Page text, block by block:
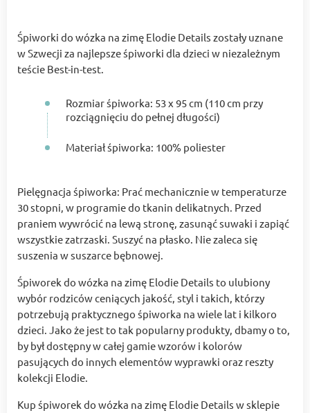
Śpiworki do wózka na zimę Elodie Details zostały uznane
w Szwecji za najlepsze śpiworki dla dzieci w niezależnym
teście Best-in-test.
Rozmiar śpiworka: 53 x 95 cm (110 cm przy
rozciągnięciu do pełnej długości)
Materiał śpiworka: 100% poliester
Pielęgnacja śpiworka: Prać mechanicznie w temperaturze
30 stopni, w programie do tkanin delikatnych. Przed
praniem wywrócić na lewą stronę, zasunąć suwaki i zapiąć
wszystkie zatrzaski. Suszyć na płasko. Nie zaleca się
suszenia w suszarce bębnowej.
Śpiworek do wózka na zimę Elodie Details to ulubiony
wybór rodziców ceniących jakość, styl i takich, którzy
potrzebują praktycznego śpiworka na wiele lat i kilkoro
dzieci. Jako że jest to tak popularny produkty, dbamy o to,
by był dostępny w całej gamie wzorów i kolorów
pasujących do innych elementów wyprawki oraz reszty
kolekcji Elodie.
Kup śpiworek do wózka na zimę Elodie Details w sklepie